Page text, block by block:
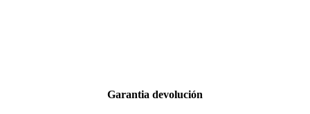
Garantia devolución